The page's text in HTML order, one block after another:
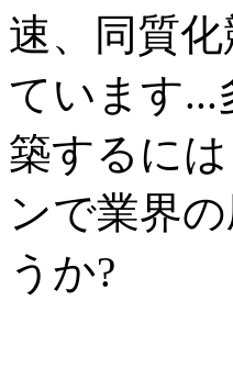
速、同質
ています...
築するに
ンで業界
うか?